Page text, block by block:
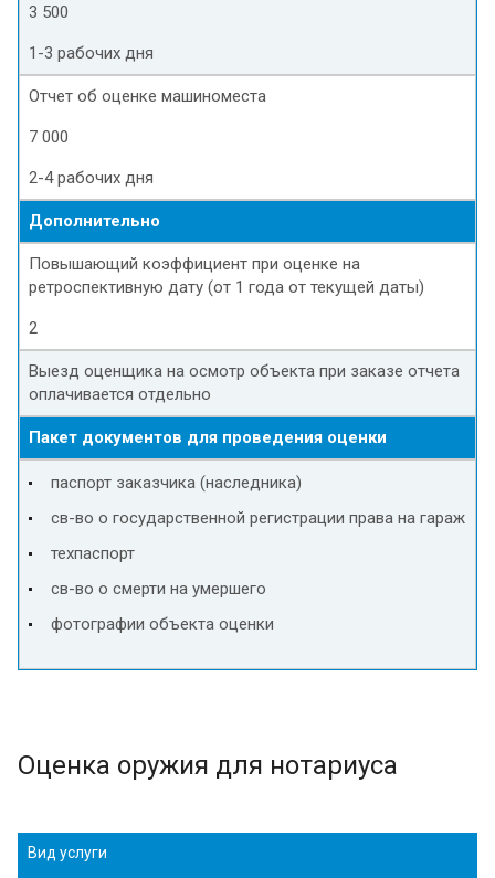
3 500
1-3 рабочих дня
Отчет об оценке машиноместа
7 000
2-4 рабочих дня
Дополнительно
Повышающий коэффициент при оценке на
ретроспективную дату (от 1 года от текущей даты)
2
Выезд оценщика на осмотр объекта при заказе отчета
оплачивается отдельно
Пакет документов для проведения оценки
паспорт заказчика (наследника)
св-во о государственной регистрации права на гараж
техпаспорт
св-во о смерти на умершего
фотографии объекта оценки
Оценка оружия для нотариуса
Вид услуги